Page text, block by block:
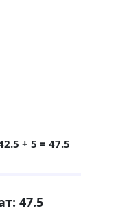
+ 5 = 47.5
47.5